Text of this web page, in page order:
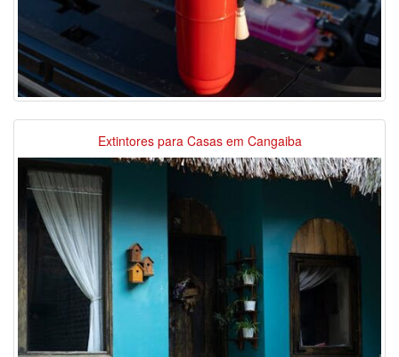
Extintores para Casas em Cangaiba